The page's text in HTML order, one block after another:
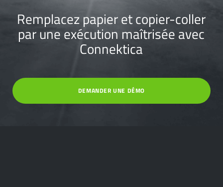
Remplacez papier et copier-coller
par une exécution maîtrisée avec
Connektica
DEMANDER UNE DÉMO